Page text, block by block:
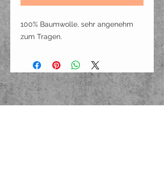
100% Baumwolle, sehr angenehm
zum Tragen.